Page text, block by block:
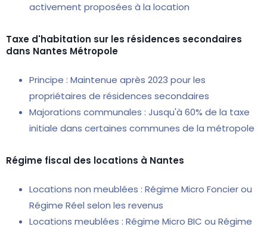
activement proposées à la location
Taxe d'habitation sur les résidences secondaires
dans Nantes Métropole
Principe : Maintenue après 2023 pour les
propriétaires de résidences secondaires
Majorations communales : Jusqu'à 60% de la taxe
initiale dans certaines communes de la métropole
Régime fiscal des locations à Nantes
Locations non meublées : Régime Micro Foncier ou
Régime Réel selon les revenus
Locations meublées : Régime Micro BIC ou Régime